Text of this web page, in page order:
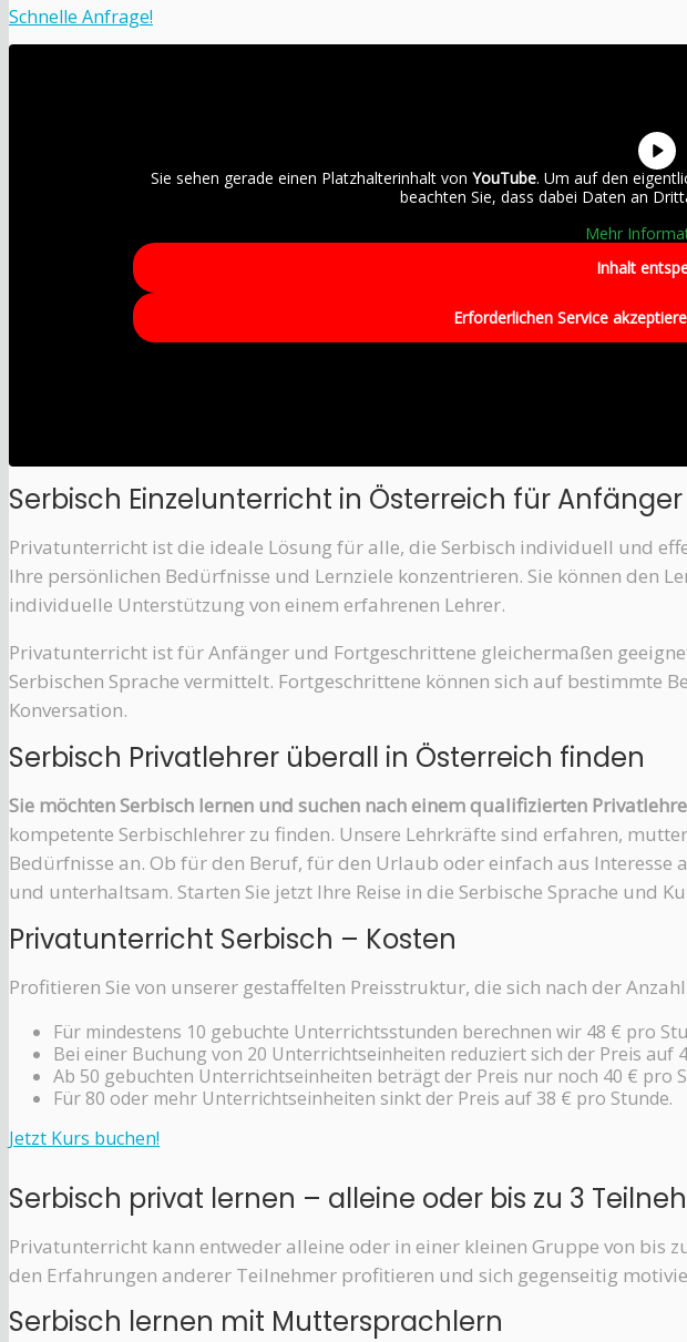
Schnelle Anfrage!
Sie sehen gerade einen Platzhalterinhalt von YouTube. Um auf den
beachten Sie, dass dabei Daten an
Mehr
Inhalt
Erforderlichen Service
Serbisch Einzelunterricht in Österreich für
Privatunterricht ist die ideale Lösung für alle, die Serbisch individuell und
Ihre persönlichen Bedürfnisse und Lernziele konzentrieren. Sie können den
individuelle Unterstützung von einem erfahrenen Lehrer.
Privatunterricht ist für Anfänger und Fortgeschrittene gleichermaßen
Serbischen Sprache vermittelt. Fortgeschrittene können sich auf bestimmte
Konversation.
Serbisch Privatlehrer überall in Österreich finden
Sie möchten Serbisch lernen und suchen nach einem qualifizierten
kompetente Serbischlehrer zu finden. Unsere Lehrkräfte sind erfahren,
Bedürfnisse an. Ob für den Beruf, für den Urlaub oder einfach aus Interesse
und unterhaltsam. Starten Sie jetzt Ihre Reise in die Serbische Sprache und
Privatunterricht Serbisch – Kosten
Profitieren Sie von unserer gestaffelten Preisstruktur, die sich nach der
Für mindestens 10 gebuchte Unterrichtsstunden berechnen wir 48 € pro
Bei einer Buchung von 20 Unterrichtseinheiten reduziert sich der Preis auf
Ab 50 gebuchten Unterrichtseinheiten beträgt der Preis nur noch 40 € pro
Für 80 oder mehr Unterrichtseinheiten sinkt der Preis auf 38 € pro Stunde.
Jetzt Kurs buchen!
Serbisch privat lernen – alleine oder bis zu 3
Privatunterricht kann entweder alleine oder in einer kleinen Gruppe von bis
den Erfahrungen anderer Teilnehmer profitieren und sich gegenseitig
Serbisch lernen mit Muttersprachlern